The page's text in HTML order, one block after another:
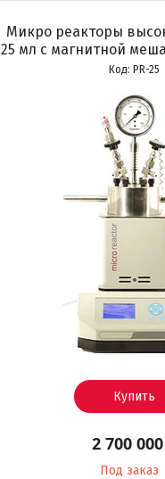
Микро реакторы
25 мл с магнитной
PR-25
Купить
2 700
Под заказ